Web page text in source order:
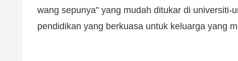
wang sepunya” yang mudah ditukar di
pendidikan yang berkuasa untuk keluarga yang